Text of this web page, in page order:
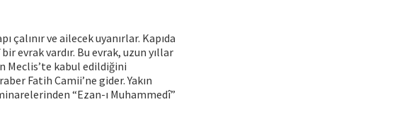
çalınır ve ailecek uyanırlar. Kapıda
evrak vardır. Bu evrak, uzun yıllar
Meclis’te kabul edildiğini
Fatih Camii’ne gider. Yakın
“Ezan-ı Muhammedî”